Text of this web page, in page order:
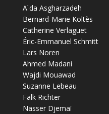
Aïda Asgharzadeh
Bernard-Marie Koltès
Catherine Verlaguet
Éric-Emmanuel Schmitt
Lars Noren
Ahmed Madani
Wajdi Mouawad
Suzanne Lebeau
Falk Richter
Nasser Djemaï